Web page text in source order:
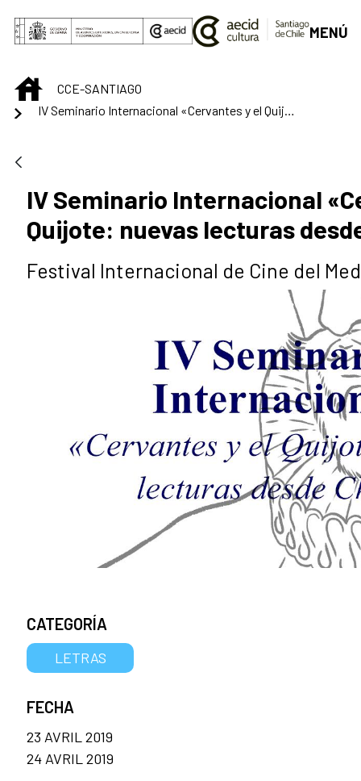
Saut au contenu principal
MENÚ
INICIOCCE-SANTIAGO
IV Seminario Internacional
Quijote: nuevas lecturas
Festival Internacional de Cine del
CATEGORÍA
LETRAS
FECHA
23 AVRIL 2019
24 AVRIL 2019